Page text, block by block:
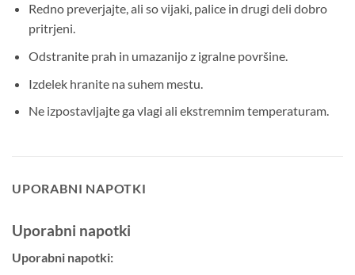
Redno preverjajte, ali so vijaki, palice in drugi deli dobro
pritrjeni.
Odstranite prah in umazanijo z igralne površine.
Izdelek hranite na suhem mestu.
Ne izpostavljajte ga vlagi ali ekstremnim temperaturam.
UPORABNI NAPOTKI
Uporabni napotki
Uporabni napotki: